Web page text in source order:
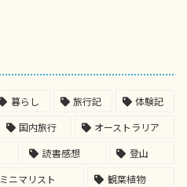
暮らし 旅行記
体験記
国内旅行
オーストラリア
読書感想
登山
ミニマリスト
観葉植物